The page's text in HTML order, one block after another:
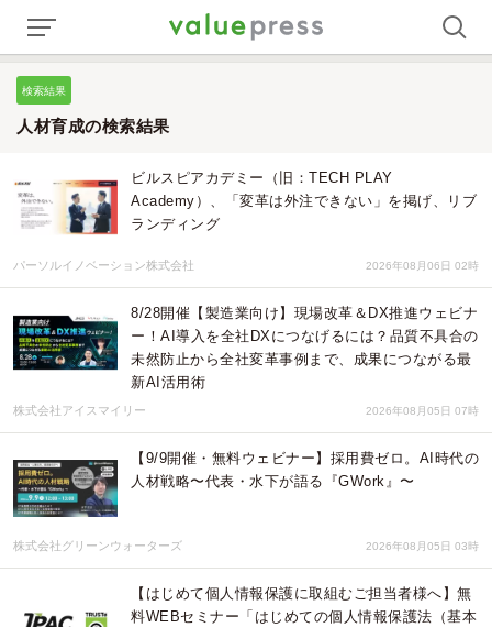
検索結果
人材育成の検索結果
ビルスピアカデミー（旧：TECH PLAY
Academy）、「変革は外注できない」を掲げ、リブ
ランディング
パーソルイノベーション株式会社 2026年08月06日 02時
8/28開催【製造業向け】現場改革＆DX推進ウェビナ
ー！AI導入を全社DXにつなげるには？品質不具合の
未然防止から全社変革事例まで、成果につながる最
新AI活用術
株式会社アイスマイリー 2026年08月05日 07時
【9/9開催・無料ウェビナー】採用費ゼロ。AI時代の
人材戦略〜代表・水下が語る『GWork』〜
株式会社グリーンウォーターズ 2026年08月05日 03時
【はじめて個人情報保護に取組むご担当者様へ】無
料WEBセミナー「はじめての個人情報保護法（基本